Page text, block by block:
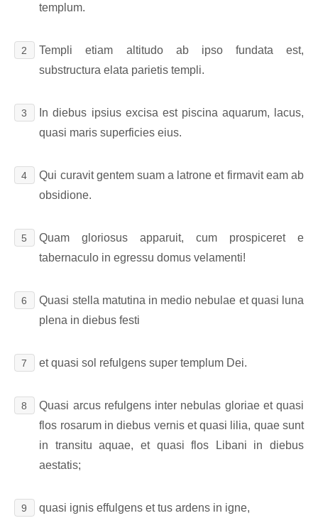
templum.
2
Templi etiam altitudo ab ipso fundata est,
substructura elata parietis templi.
3
In diebus ipsius excisa est piscina aquarum, lacus,
quasi maris superficies eius.
4
Qui curavit gentem suam a latrone et firmavit eam ab
obsidione.
5
Quam gloriosus apparuit, cum prospiceret e
tabernaculo in egressu domus velamenti!
6
Quasi stella matutina in medio nebulae et quasi luna
plena in diebus festi
7 et quasi sol refulgens super templum Dei.
8
Quasi arcus refulgens inter nebulas gloriae et quasi
flos rosarum in diebus vernis et quasi lilia, quae sunt
in transitu aquae, et quasi flos Libani in diebus
aestatis;
9 quasi ignis effulgens et tus ardens in igne,